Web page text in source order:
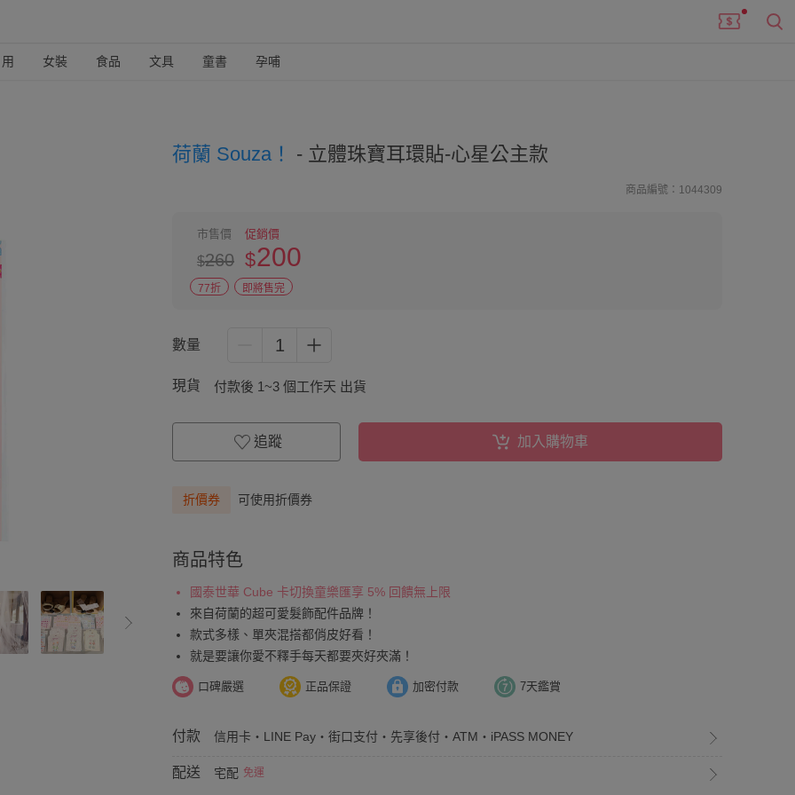
女裝 食品 文具 童書 孕哺
荷蘭 Souza！ - 立體珠寶耳環貼-心星公主款
商品編號：1044309
市售價
$260
促銷價
$200
77折 即將售完
數量 1
現貨 付款後 1~3 個工作天 出貨
追蹤 加入購物車
折價券 可使用折價券
商品特色
國泰世華 Cube 卡切換童樂匯享 5% 回饋無上限
來自荷蘭的超可愛髮飾配件品牌！
款式多樣、單夾混搭都俏皮好看！
就是要讓你愛不釋手每天都要夾好夾滿！
口碑嚴選 正品保證 加密付款 7天鑑賞
付款 信用卡・LINE Pay・街口支付・先享後付・ATM・iPASS MONEY
配送 宅配 免運